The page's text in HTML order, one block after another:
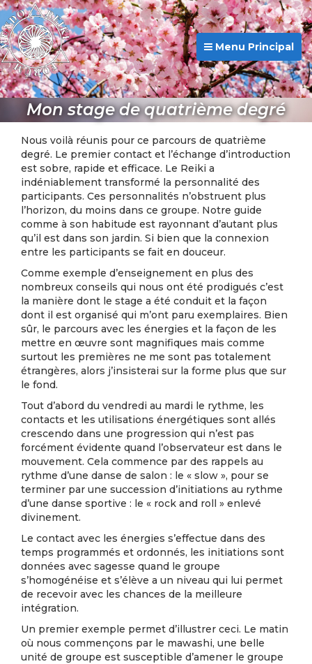
Menu Principal
Mon stage de quatrième degré
Nous voilà réunis pour ce parcours de quatrième
degré. Le premier contact et l’échange d’introduction
est sobre, rapide et efficace. Le Reiki a
indéniablement transformé la personnalité des
participants. Ces personnalités n’obstruent plus
l’horizon, du moins dans ce groupe. Notre guide
comme à son habitude est rayonnant d’autant plus
qu’il est dans son jardin. Si bien que la connexion
entre les participants se fait en douceur.
Comme exemple d’enseignement en plus des
nombreux conseils qui nous ont été prodigués c’est
la manière dont le stage a été conduit et la façon
dont il est organisé qui m’ont paru exemplaires. Bien
sûr, le parcours avec les énergies et la façon de les
mettre en œuvre sont magnifiques mais comme
surtout les premières ne me sont pas totalement
étrangères, alors j’insisterai sur la forme plus que sur
le fond.
Tout d’abord du vendredi au mardi le rythme, les
contacts et les utilisations énergétiques sont allés
crescendo dans une progression qui n’est pas
forcément évidente quand l’observateur est dans le
mouvement. Cela commence par des rappels au
rythme d’une danse de salon : le « slow », pour se
terminer par une succession d’initiations au rythme
d’une danse sportive : le « rock and roll » enlevé
divinement.
Le contact avec les énergies s’effectue dans des
temps programmés et ordonnés, les initiations sont
données avec sagesse quand le groupe
s’homogénéise et s’élève a un niveau qui lui permet
de recevoir avec les chances de la meilleure
intégration.
Un premier exemple permet d’illustrer ceci. Le matin
où nous commençons par le mawashi, une belle
unité de groupe est susceptible d’amener le groupe